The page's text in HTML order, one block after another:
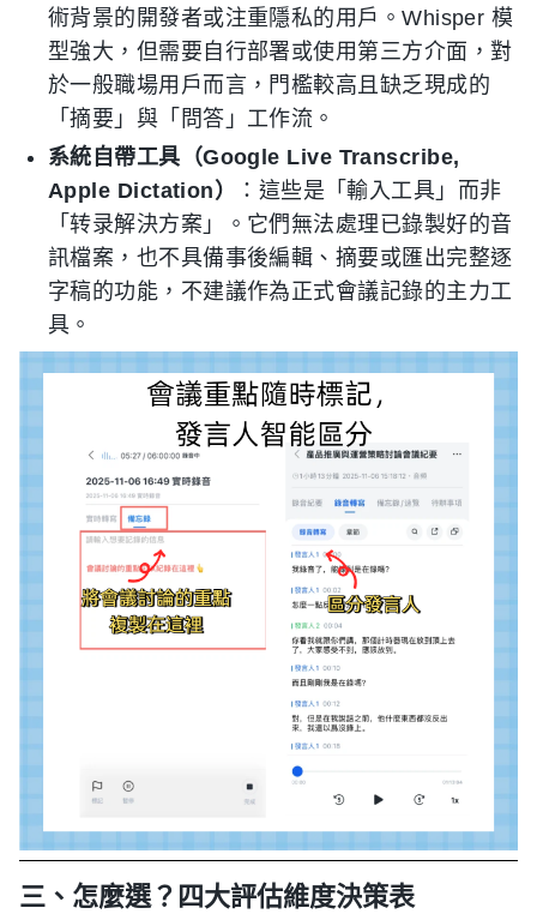
術背景的開發者或注重隱私的用戶。Whisper 模
型強大，但需要自行部署或使用第三方介面，對
於一般職場用戶而言，門檻較高且缺乏現成的
「摘要」與「問答」工作流。
系統自帶工具（Google Live Transcribe,
Apple Dictation）
：這些是「輸入工具」而非
「转录解決方案」。它們無法處理已錄製好的音
訊檔案，也不具備事後編輯、摘要或匯出完整逐
字稿的功能，不建議作為正式會議記錄的主力工
具。
三、怎麼選？四大評估維度決策表